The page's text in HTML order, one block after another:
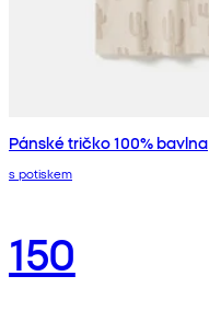
Pánské tričko 100% bavlna
s potiskem
150